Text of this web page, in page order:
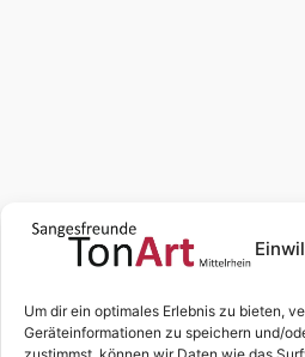
Um dir ein optimales Erlebnis zu bieten,
Geräteinformationen zu speichern und/